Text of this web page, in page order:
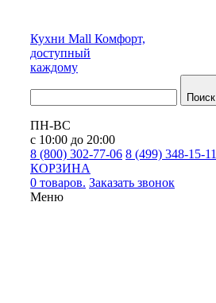
Кухни Mall Комфорт,
доступный
каждому
Поиск
ПН-ВС
с 10:00 до 20:00
8 (800) 302-77-06 8 (499) 348-15-11
КОРЗИНА
0 товаров. Заказать звонок
Меню